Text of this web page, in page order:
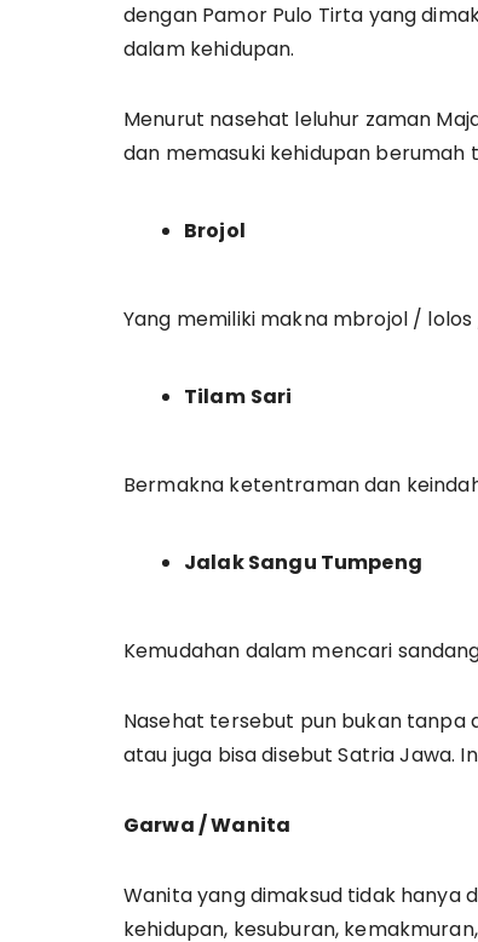
dengan Pamor Pulo Tirta yang
dalam kehidupan.
Menurut nasehat leluhur zaman
dan memasuki kehidupan berumah
Brojol
Yang memiliki makna mbrojol /
Tilam Sari
Bermakna ketentraman dan
Jalak Sangu Tumpeng
Kemudahan dalam mencari
Nasehat tersebut pun bukan tanpa
atau juga bisa disebut Satria Jawa.
Garwa / Wanita
Wanita yang dimaksud tidak hanya
kehidupan, kesuburan,